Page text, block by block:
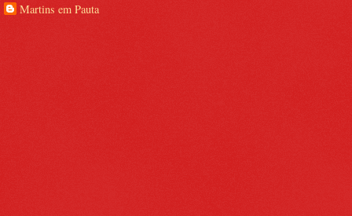
Martins em Pauta